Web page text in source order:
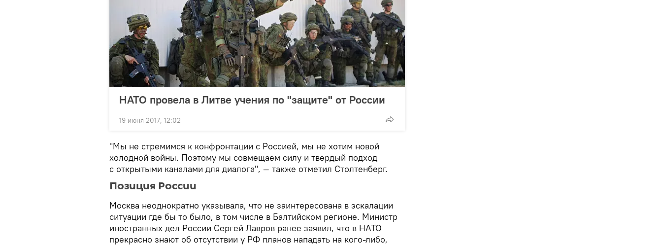
НАТО провела в Литве учения по "защите" от России
19 июня 2017, 12:02
"Мы не стремимся к конфронтации с Россией, мы не хотим новой
холодной войны. Поэтому мы совмещаем силу и твердый подход
с открытыми каналами для диалога", — также отметил Столтенберг.
Позиция России
Москва неоднократно указывала, что не заинтересована в эскалации
ситуации где бы то было, в том числе в Балтийском регионе. Министр
иностранных дел России Сергей Лавров ранее заявил, что в НАТО
прекрасно знают об отсутствии у РФ планов нападать на кого-либо,